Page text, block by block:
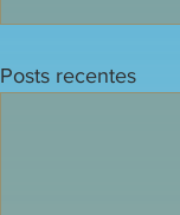
Posts recentes